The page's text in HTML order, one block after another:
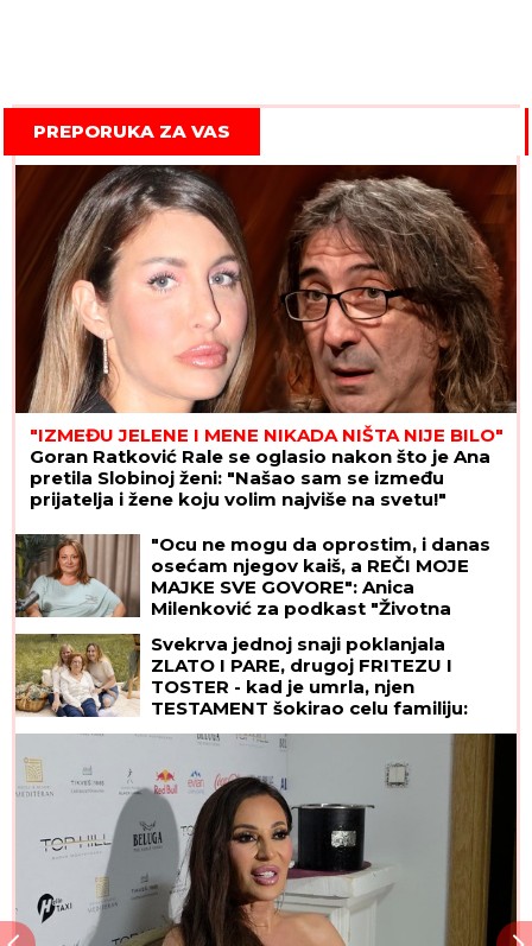
PREPORUKA ZA VAS
"IZMEĐU JELENE I MENE NIKADA NIŠTA NIJE BILO"
Goran Ratković Rale se oglasio nakon što je Ana
pretila Slobinoj ženi: "Našao sam se između
prijatelja i žene koju volim najviše na svetu!"
"Ocu ne mogu da oprostim, i danas
osećam njegov kaiš, a REČI MOJE
MAJKE SVE GOVORE": Anica
Milenković za podkast "Životna
Svekrva jednoj snaji poklanjala
ZLATO I PARE, drugoj FRITEZU I
TOSTER - kad je umrla, njen
TESTAMENT šokirao celu familiju:
"Čista joj kuću, kuvala za nju, u
svemu joj pomagala"